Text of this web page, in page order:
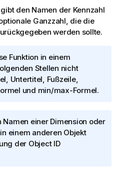
den Namen der Kennzahl
Ganzzahl, die die
werden sollte.
Funktion in einem
Stellen nicht
Untertitel, Fußzeile,
und min/max-Formel.
Namen einer Dimension oder
einem anderen Objekt
der Object ID